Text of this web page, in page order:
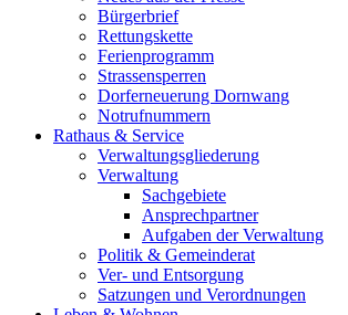
Bürgerbrief
Rettungskette
Ferienprogramm
Strassensperren
Dorferneuerung Dornwang
Notrufnummern
Rathaus & Service
Verwaltungsgliederung
Verwaltung
Sachgebiete
Ansprechpartner
Aufgaben der Verwaltung
Politik & Gemeinderat
Ver- und Entsorgung
Satzungen und Verordnungen